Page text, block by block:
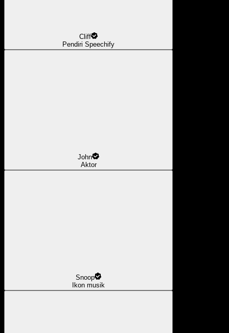
Cliff
Pendiri Speechify
John
Aktor
Snoop
Ikon musik